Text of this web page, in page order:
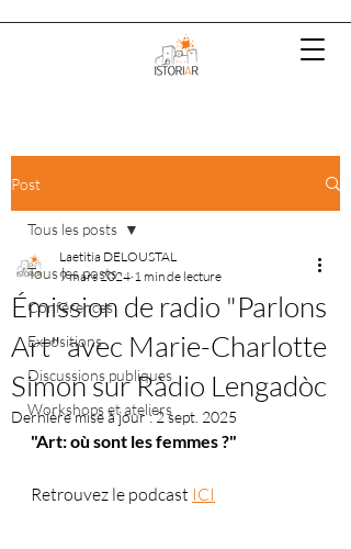
Post
Tous les posts
Conférences
Expositions
Discussions publiques
Workshops et ateliers
Tous les posts
Émission de radio "Parlons
Art" avec Marie-Charlotte
Simon sur Ràdio Lengadòc
Laetitia DELOUSTAL
9 mars 2024 1 min de lecture
Dernière mise à jour :2 sept. 2025
"Art: où sont les femmes ?"
Retrouvez le podcast ICI